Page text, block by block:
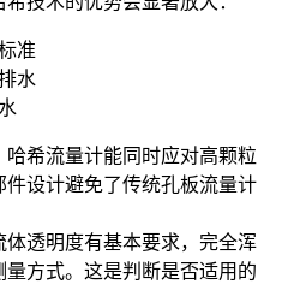
准
水
希流量计能同时应对高颗粒
设计避免了传统孔板流量计
透明度有基本要求，完全浑
方式。这是判断是否适用的